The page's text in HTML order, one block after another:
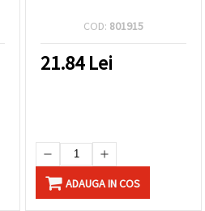
COD: 801915
21.84Lei
ADAUGA IN COS